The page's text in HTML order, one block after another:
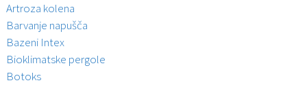
Artroza kolena
Barvanje napušča
Bazeni Intex
Bioklimatske pergole
Botoks